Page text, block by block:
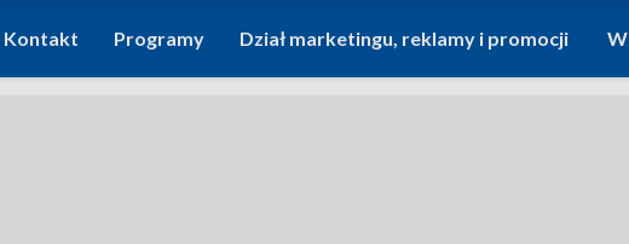
Kontakt Programy Dział marketingu, reklamy i promocji